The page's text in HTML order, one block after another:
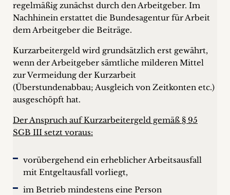
regelmäßig zunächst durch den Arbeitgeber. Im
Nachhinein erstattet die Bundesagentur für Arbeit
dem Arbeitgeber die Beiträge.
Kurzarbeitergeld wird grundsätzlich erst gewährt,
wenn der Arbeitgeber sämtliche milderen Mittel
zur Vermeidung der Kurzarbeit
(Überstundenabbau; Ausgleich von Zeitkonten etc.)
ausgeschöpft hat.
Der Anspruch auf Kurzarbeitergeld gemäß § 95
SGB III setzt voraus:
vorübergehend ein erheblicher Arbeitsausfall
mit Entgeltausfall vorliegt,
im Betrieb mindestens eine Person